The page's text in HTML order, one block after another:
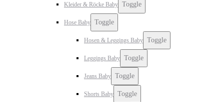
Kleider & Röcke Baby Toggle
Hose Baby Toggle
Hosen & Leggings Baby Toggle
Leggings Baby Toggle
Jeans Baby Toggle
Shorts Baby Toggle